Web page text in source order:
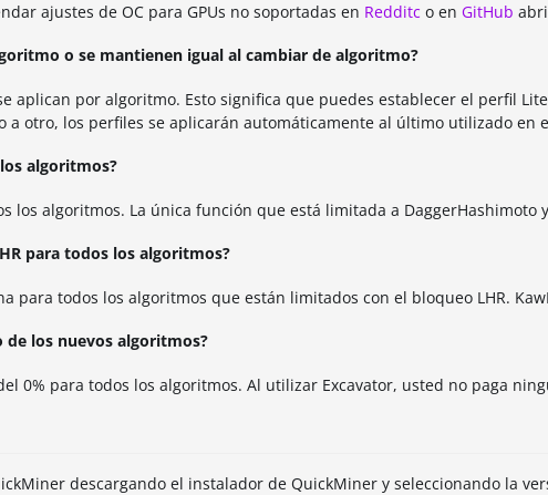
ajustes de OC para GPUs no soportadas en Redditc o en GitHub
o se mantienen igual al cambiar de algoritmo?
aplican por algoritmo. Esto significa que puedes establecer el perfil
a otro, los perfiles se aplicarán automáticamente al último utilizado en
algoritmos?
los algoritmos. La única función que está limitada a DaggerHashimoto
para todos los algoritmos?
para todos los algoritmos que están limitados con el bloqueo LHR.
de los nuevos algoritmos?
0% para todos los algoritmos. Al utilizar Excavator, usted no paga
descargando el instalador de QuickMiner y seleccionando la